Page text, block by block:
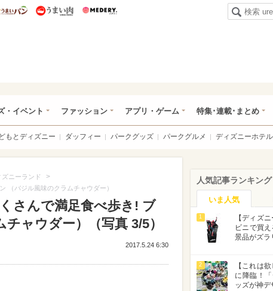
特集
いめし うまいパン うまい肉
・イベント ファッション アプリ・ゲーム 特集･連載･まとめ
もとディズニー ダッフィー パークグッズ パークグルメ ディズニーホテル
ズニーランド >
（バジル風味のクラムチャウダー）
さんで満足食べ歩き! ブ
ャウダー）（写真 3/5）
2017.5.24 6:30
人気記事ランキング
いま人気
1
【ディズ
ビニで買
景品がズラ
2
【これは
に降臨！
ッズが神デ